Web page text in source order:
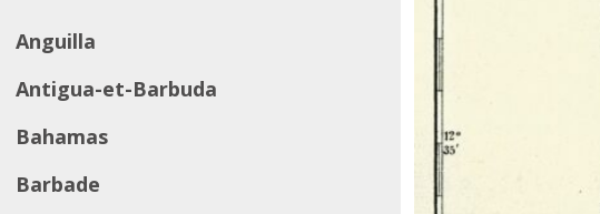
Anguilla
Antigua-et-Barbuda
Bahamas
Barbade